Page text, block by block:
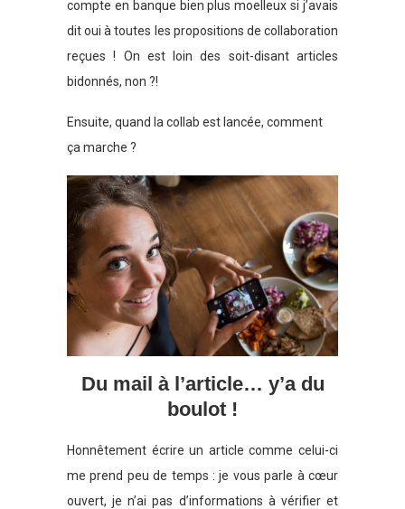
compte en banque bien plus moelleux si j’avais
dit oui à toutes les propositions de collaboration
reçues ! On est loin des soit-disant articles
bidonnés, non ?!
Ensuite, quand la collab est lancée, comment
ça marche ?
Du mail à l’article… y’a du
boulot !
Honnêtement écrire un article comme celui-ci
me prend peu de temps : je vous parle à cœur
ouvert, je n’ai pas d’informations à vérifier et